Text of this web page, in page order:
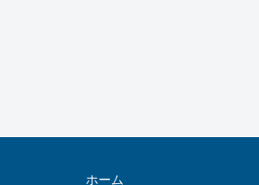
ホーム